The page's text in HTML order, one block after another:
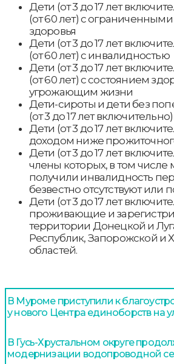
Дети (от 3 до 17 лет
(от 60 лет) с
здоровья
Дети (от 3 до 17 лет
(от 60 лет) с инвалидностью
Дети (от 3 до 17 лет
(от 60 лет) с состоянием
угрожающим жизни
Дети-сироты и дети без
(от 3 до 17 лет включительно)
Дети (от 3 до 17 лет
доходом ниже
Дети (от 3 до 17 лет
члены которых, в том
получили инвалидность
безвестно отсутствуют или
Дети (от 3 до 17 лет
проживающие и
территории Донецкой и
Республик, Запорожской и
областей.
В Муроме приступили к
у нового Центра единоборств на
В Гусь-Хрустальном округе
модернизации водопроводной